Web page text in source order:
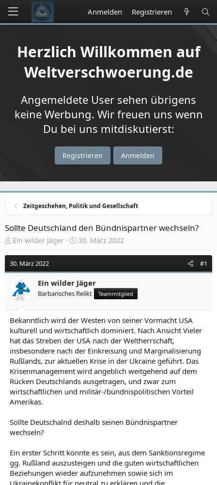
Anmelden Registrieren
Herzlich Willkommen auf
Weltverschwoerung.de
Angemeldete User sehen übrigens
keine Werbung. Wir freuen uns wenn
Du bei uns mitdiskutierst:
Registrieren Anmelden
Zeitgeschehen, Politik und Gesellschaft
Sollte Deutschland den Bündnispartner wechseln?
E
s
t
l
r
Ein wilder Jäger
E
s
l
l
a
m
30. März 2022
30. März 2022 #1
Ein wilder Jäger
Barbarisches Relikt Teammitglied
Bekanntlich wird der Westen von seiner Vormacht USA
kulturell und wirtschaftlich dominiert. Nach Ansicht Vieler
hat das Streben der USA nach der Weltherrschaft,
insbesondere nach der Einkreisung und Marginalisierung
Rußlands, zur aktuellen Krise in der Ukraine geführt. Das
Krisenmanagement wird angeblich weitgehend auf dem
Rücken Deutschlands ausgetragen, und zwar zum
wirtschaftlichen und militär-/bündnispolitischen Vorteil
Amerikas.
Sollte Deutschalnd deshalb seinen Bündnispartner
wechseln?
Ein erster Schritt könnte es sein, aus dem Sanktionsregime
gg. Rußland auszusteigen und die guten wirtschaftlichen
Beziehungen wieder aufzunehmen sowie sich im
Ukrainekonflikt für neutral zu erklären und die